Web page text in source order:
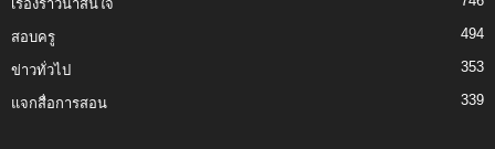
เรื่องราวน่าสนใจ
สอบครู 494
ข่าวทั่วไป 353
แจกสื่อการสอน 339